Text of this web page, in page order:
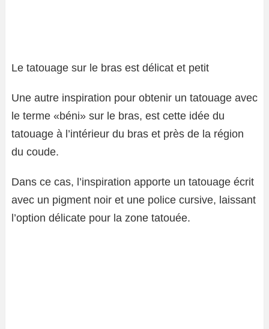
Le tatouage sur le bras est délicat et petit
Une autre inspiration pour obtenir un tatouage avec
le terme «béni» sur le bras, est cette idée du
tatouage à l’intérieur du bras et près de la région
du coude.
Dans ce cas, l’inspiration apporte un tatouage écrit
avec un pigment noir et une police cursive, laissant
l’option délicate pour la zone tatouée.